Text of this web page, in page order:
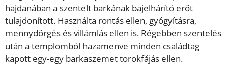
hajdanában a szentelt barkának bajelhárító erőt
tulajdonított. Használta rontás ellen, gyógyításra,
mennydörgés és villámlás ellen is. Régebben szentelés
után a templomból hazamenve minden családtag
kapott egy-egy barkaszemet torokfájás ellen.